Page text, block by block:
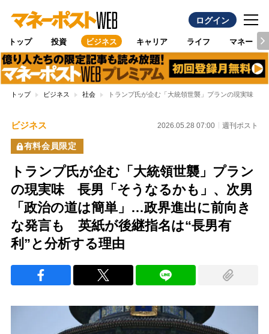
ログイン
トップ 投資 ビジネス キャリア ライフ マネー
トップ ビジネス 社会 トランプ氏が企む「大統領世襲」プランの現実味
ビジネス 2026.05.28 07:00 週刊ポスト
有料会員限定
トランプ氏が企む「大統領世襲」プラン
の現実味 長男「そうなるかも」、次男
「政治の道は簡単」…政界進出に前向き
な発言も 英紙が後継指名は“長男有
利”と分析する理由